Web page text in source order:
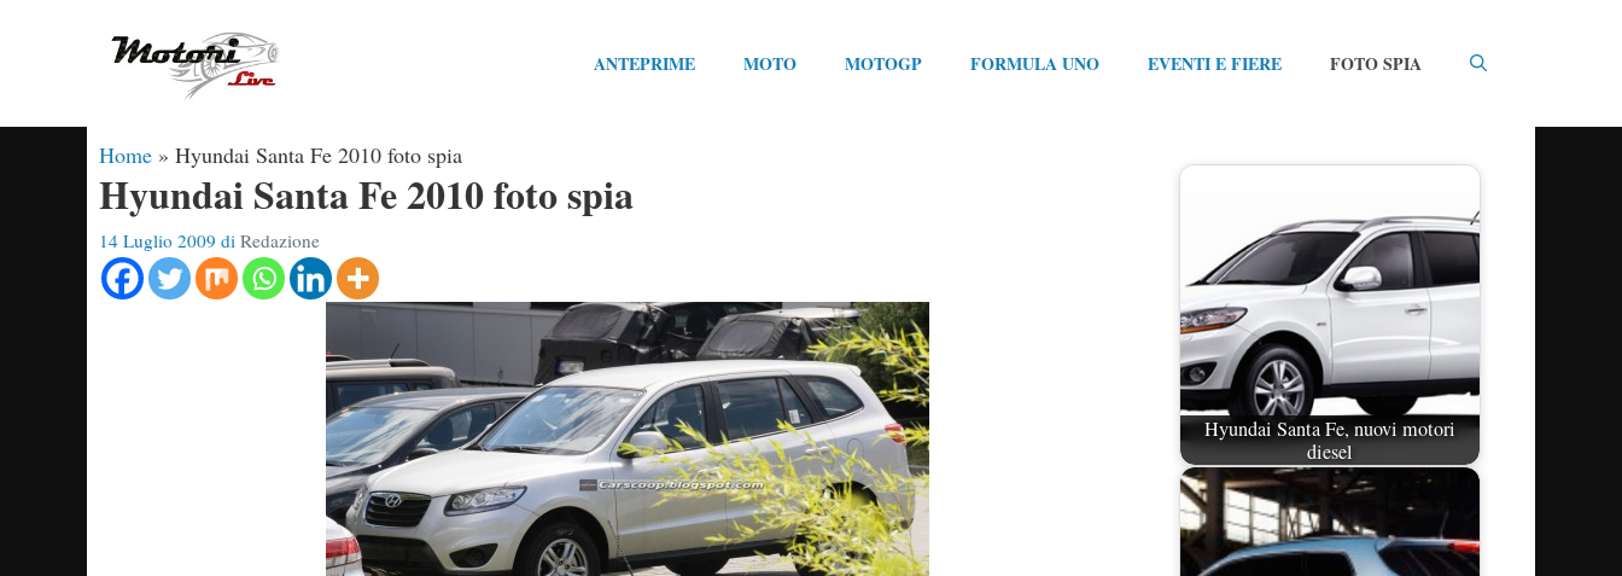
ANTEPRIME MOTO MOTOGP FORMULA UNO EVENTI E FIERE FOTO SPIA
Home » Hyundai Santa Fe 2010 foto spia
Hyundai Santa Fe 2010 foto spia
14 Luglio 2009 di Redazione
Hyundai Santa Fe, nuovi motori
diesel